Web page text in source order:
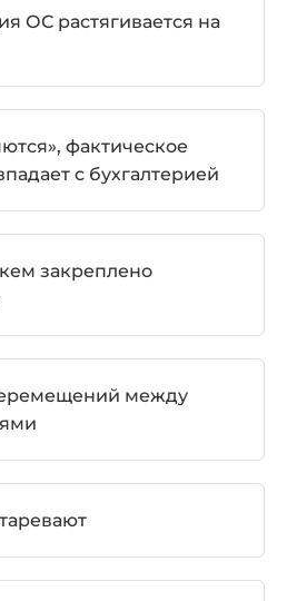
ОС растягивается на
фактическое
с бухгалтерией
закреплено
между